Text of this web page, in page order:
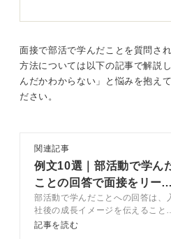
無駄を削って強みにフォー
たとえば「私は大学時代、〇〇
字）「練習の進め方について、
合いがまとまらないことがあ
→「部員間のもめごと」（8文字
このように、文章をぎゅっと
字数により伝えるべき自分の強
面接で部活で学んだことを質問さ
方法については以下の記事で解説
んだかわからない」と悩みを抱え
ださい。
関連記事
例文10選｜部活動で学ん
ことの回答で面接をリード
するコツ
部活動で学んだことへの回答は、
社後の成長イメージを伝えること
重要です。部活動で学んだことを伝
記事を読む